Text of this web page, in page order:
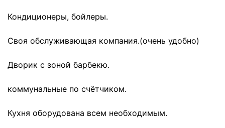
Кондиционеры, бойлеры.
Своя обслуживающая компания.(очень удобно)
Дворик с зоной барбекю.
коммунальные по счётчиком.
Кухня оборудована всем необходимым.